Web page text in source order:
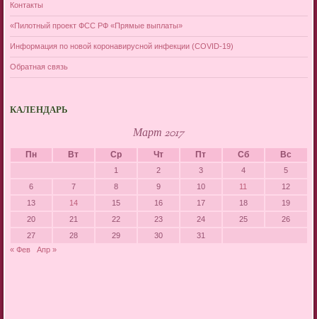
Контакты
«Пилотный проект ФСС РФ «Прямые выплаты»
Информация по новой коронавирусной инфекции (COVID-19)
Обратная связь
КАЛЕНДАРЬ
Март 2017
Пн Вт Ср Чт Пт Сб Вс
1 2 3 4
5
6
7 8 9 10 11
12
13
14 15 16 17 18
19
20
21 22 23 24 25
26
27
28 29 30
31
« Фев
Апр »